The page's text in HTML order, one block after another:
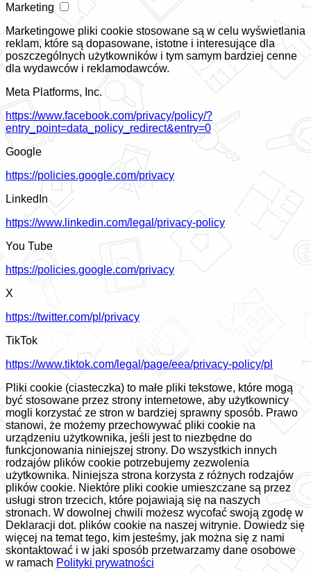
Marketing
Marketingowe pliki cookie stosowane są w celu wyświetlania
reklam, które są dopasowane, istotne i interesujące dla
poszczególnych użytkowników i tym samym bardziej cenne
dla wydawców i reklamodawców.
Meta Platforms, Inc.
https://www.facebook.com/privacy/policy/?
entry_point=data_policy_redirect&entry=0
Google
https://policies.google.com/privacy
LinkedIn
https://www.linkedin.com/legal/privacy-policy
You Tube
https://policies.google.com/privacy
X
https://twitter.com/pl/privacy
TikTok
https://www.tiktok.com/legal/page/eea/privacy-policy/pl
Pliki cookie (ciasteczka) to małe pliki tekstowe, które mogą
być stosowane przez strony internetowe, aby użytkownicy
mogli korzystać ze stron w bardziej sprawny sposób. Prawo
stanowi, że możemy przechowywać pliki cookie na
urządzeniu użytkownika, jeśli jest to niezbędne do
funkcjonowania niniejszej strony. Do wszystkich innych
rodzajów plików cookie potrzebujemy zezwolenia
użytkownika. Niniejsza strona korzysta z różnych rodzajów
plików cookie. Niektóre pliki cookie umieszczane są przez
usługi stron trzecich, które pojawiają się na naszych
stronach. W dowolnej chwili możesz wycofać swoją zgodę w
Deklaracji dot. plików cookie na naszej witrynie. Dowiedz się
więcej na temat tego, kim jesteśmy, jak można się z nami
skontaktować i w jaki sposób przetwarzamy dane osobowe
w ramach Polityki prywatności